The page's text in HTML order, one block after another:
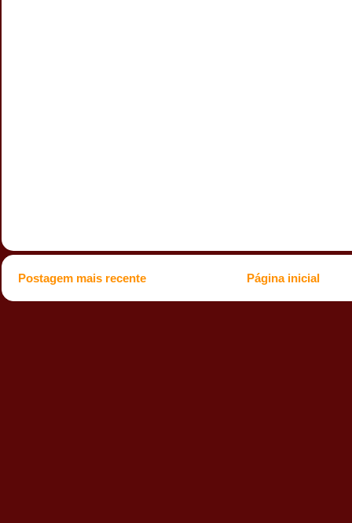
Postagem mais recente Página inicial